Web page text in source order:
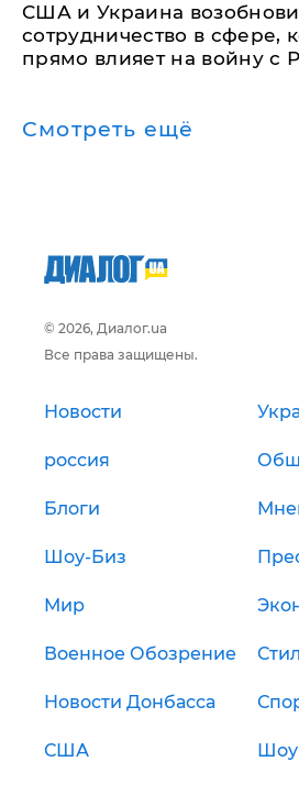
США и Украина
сотрудничество в сфере,
прямо влияет на войну с
Смотреть ещё
© 2026, Диалог.ua
Все права защищены.
Новости
россия
Блоги
Шоу-Биз
Мир
Военное Обозрение
Новости Донбасса
США